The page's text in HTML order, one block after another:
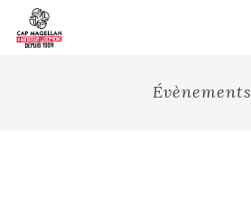
Évènements